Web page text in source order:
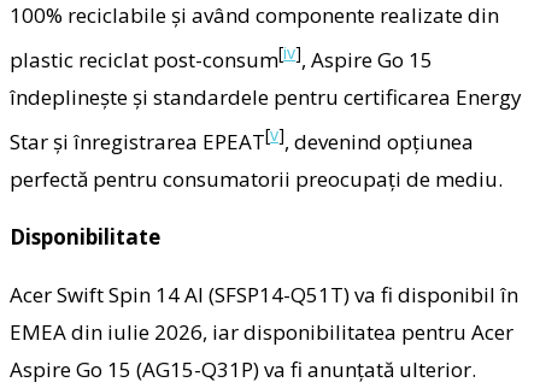
100% reciclabile și având componente realizate din
plastic reciclat post-consum[iv], Aspire Go 15
îndeplinește și standardele pentru certificarea Energy
Star și înregistrarea EPEAT[v], devenind opțiunea
perfectă pentru consumatorii preocupați de mediu.
Disponibilitate
Acer Swift Spin 14 AI (SFSP14-Q51T) va fi disponibil în
EMEA din iulie 2026, iar disponibilitatea pentru Acer
Aspire Go 15 (AG15-Q31P) va fi anunțată ulterior.